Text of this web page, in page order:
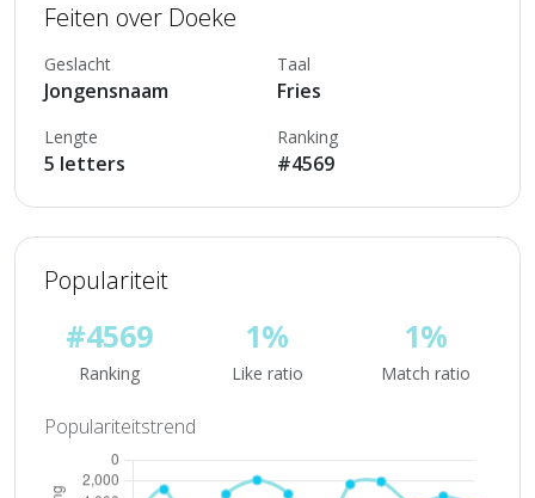
Feiten over Doeke
Geslacht
Jongensnaam
Taal
Fries
Lengte
5 letters
Ranking
#4569
Populariteit
#4569
Ranking
1%
Like ratio
1%
Match ratio
Populariteitstrend